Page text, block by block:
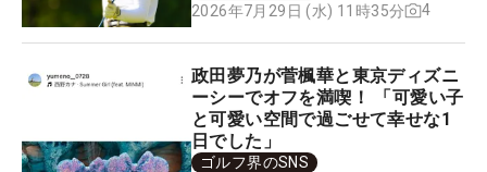
2026年7月29日 (水) 11時35分
4
政田夢乃が菅楓華と東京ディズニ
ーシーでオフを満喫！ 「可愛い子
と可愛い空間で過ごせて幸せな1
日でした」
ゴルフ界のSNS